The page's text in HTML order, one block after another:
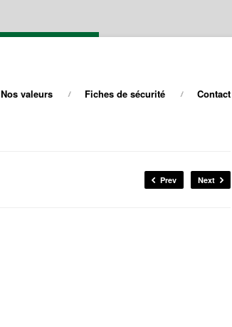
Nos valeurs Fiches de sécurité Contact
Prev Next